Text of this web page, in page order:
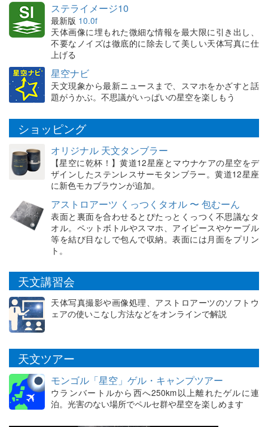
ステライメージ10
最新版 10.0f
天体画像に埋もれた微細な情報を最大限に引き出し、
不要なノイズは徹底的に除去して美しい天体写真に仕
上げる
星空ナビ
天文現象から最新ニュースまで、スマホをかざすと話
題がうかぶ。不思議がいっぱいの星空を楽しもう
ショッピング
オリジナル 天文タンブラー
【星空に乾杯！】黄道12星座とマウナケアの星空をデ
ザインしたステンレスサーモタンブラー。黄道12星座
に新色モカブラウンが追加。
アストロアーツ くっつくタオル 〜 包むーん
表面と裏面を合わせるとぴたっとくっつく不思議なタ
オル。ペットボトルやスマホ、アイピースやケーブル
等を結び目なしで包んで収納。表面には月面をプリン
ト。
天文講習会
天体写真撮影や画像処理、アストロアーツのソフトウ
ェアの使いこなし方法などをオンラインで解説
天文ツアー
モンゴル「星空」ゲル・キャンプツアー
ウランバートルから西へ250km以上離れたゲルに連
泊。光害のない場所でペルセ群や星空を楽しめます